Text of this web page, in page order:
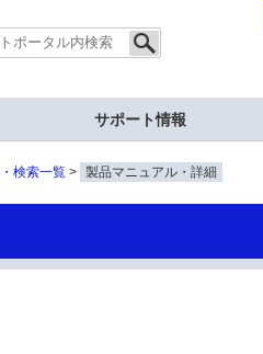
サポート情報
検索一覧 製品マニュアル・詳細